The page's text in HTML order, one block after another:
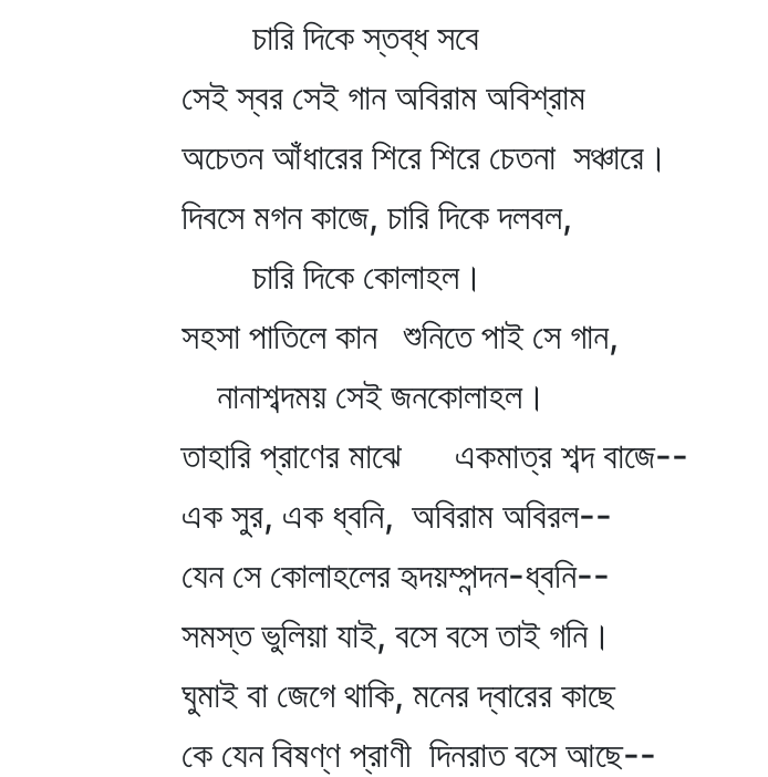
চারি দিকে স্তব্ধ সবে
সেই স্বর সেই গান অবিরাম অবিশ্রাম
অচেতন আঁধারের শিরে শিরে চেতনা সঞ্চারে।
দিবসে মগন কাজে, চারি দিকে দলবল,
চারি দিকে কোলাহল।
সহসা পাতিলে কান শুনিতে পাই সে গান,
নানাশব্দময় সেই জনকোলাহল।
তাহারি প্রাণের মাঝে একমাত্র শব্দ বাজে--
এক সুর, এক ধ্বনি, অবিরাম অবিরল--
যেন সে কোলাহলের হৃদয়ম্পন্দন-ধ্বনি--
সমস্ত ভুলিয়া যাই, বসে বসে তাই গনি।
ঘুমাই বা জেগে থাকি, মনের দ্বারের কাছে
কে যেন বিষণ্ণ প্রাণী দিনরাত বসে আছে--